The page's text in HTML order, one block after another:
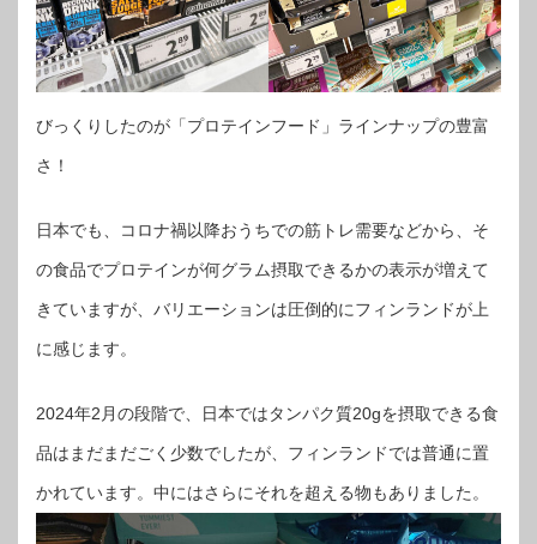
びっくりしたのが「プロテインフード」ラインナップの豊富
さ！
日本でも、コロナ禍以降おうちでの筋トレ需要などから、そ
の食品でプロテインが何グラム摂取できるかの表示が増えて
きていますが、バリエーションは圧倒的にフィンランドが上
に感じます。
2024年2月の段階で、日本ではタンパク質20gを摂取できる食
品はまだまだごく少数でしたが、フィンランドでは普通に置
かれています。中にはさらにそれを超える物もありました。